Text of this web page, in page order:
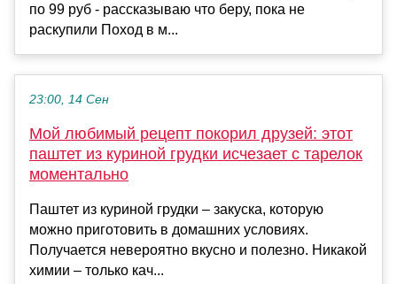
по 99 руб - рассказываю что беру, пока не
раскупили Поход в м...
23:00, 14 Сен
Мой любимый рецепт покорил друзей: этот
паштет из куриной грудки исчезает с тарелок
моментально
Паштет из куриной грудки – закуска, которую
можно приготовить в домашних условиях.
Получается невероятно вкусно и полезно. Никакой
химии – только кач...